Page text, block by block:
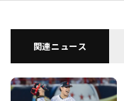
関連ニュース